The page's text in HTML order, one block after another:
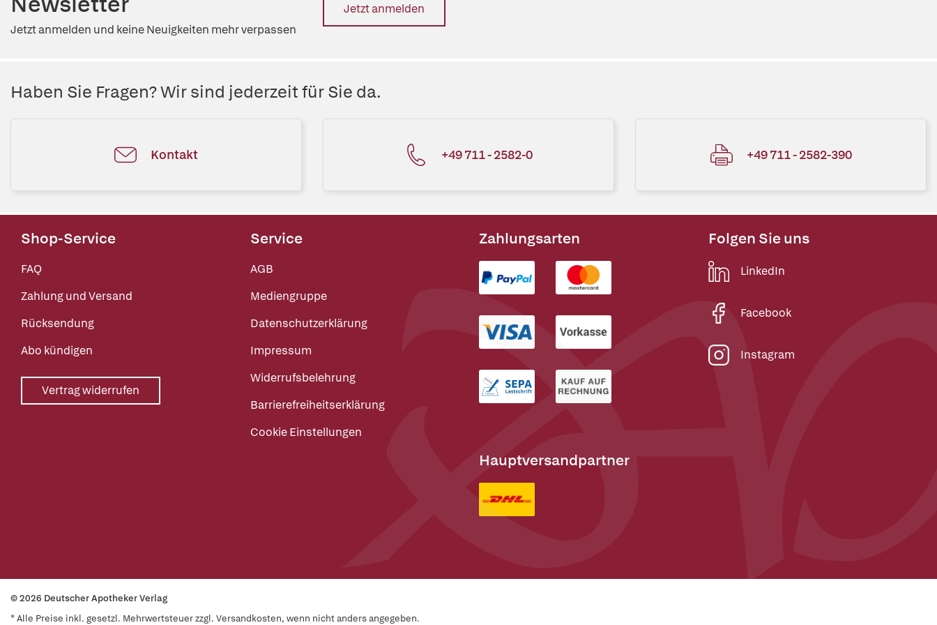
Jetzt anmelden und keine Neuigkeiten mehr verpassen
Jetzt anmelden
Haben Sie Fragen? Wir sind jederzeit für Sie da.
Kontakt +49 711 - 2582-0 +49 711 - 2582-390
Shop-Service
FAQ
Zahlung und Versand
Rücksendung
Abo kündigen
Vertrag widerrufen
Service
AGB
Mediengruppe
Datenschutzerklärung
Impressum
Widerrufsbelehrung
Barrierefreiheitserklärung
Cookie Einstellungen
Zahlungsarten
Hauptversandpartner
Folgen Sie uns
LinkedIn
Facebook
Instagram
© 2026 Deutscher Apotheker Verlag
* Alle Preise inkl. gesetzl. Mehrwertsteuer zzgl. Versandkosten, wenn nicht anders angegeben.